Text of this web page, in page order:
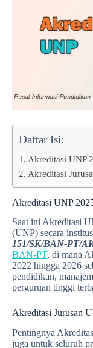
Daftar Isi:
Akreditasi UNP
Akreditasi
Akreditasi UNP
Saat ini Akreditasi
(UNP) secara
151/SK/BAN-PT/
BAN-PT, di mana
2022 hingga 2026
pendidikan,
perguruan tinggi
Akreditasi Jurusan
Pentingnya
juga untuk seluruh